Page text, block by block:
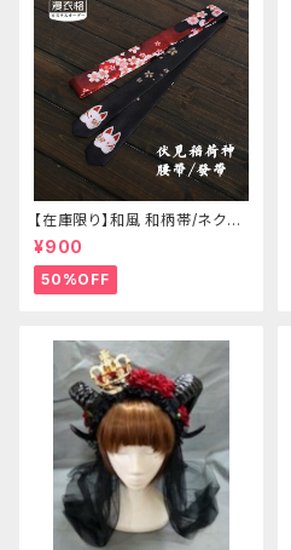
【在庫限り】和風 和柄帯/ネクタ
イ/リボン（狐面/金魚
¥900
50%OFF